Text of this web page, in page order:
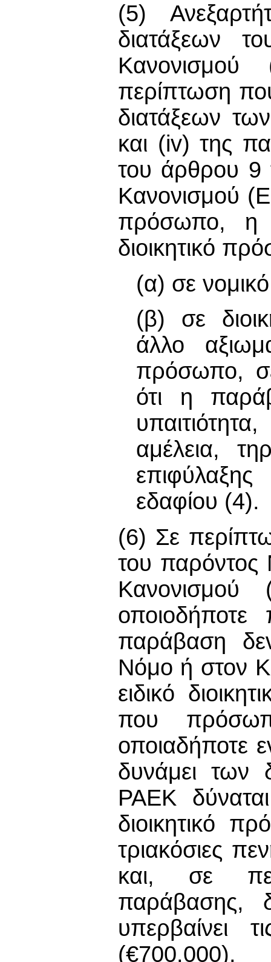
(5)
διατάξεων
περίπτωση
διατάξεων
και (iv) της
του άρθρου 9
Κανονισμού
πρόσωπο, η
διοικητικό
(α) σε
(β) σε
άλλο
πρόσωπο,
ότι η
αμέλεια,
εδαφίου (4).
(6) Σε
του παρόντος
παράβαση
Νόμο ή στον
ειδικό
που
οποιαδήποτε
δυνάμει των
ΡΑΕΚ
διοικητικό
τριακόσιες
και, σε
παράβασης,
υπερβαίνει
(€700.000).